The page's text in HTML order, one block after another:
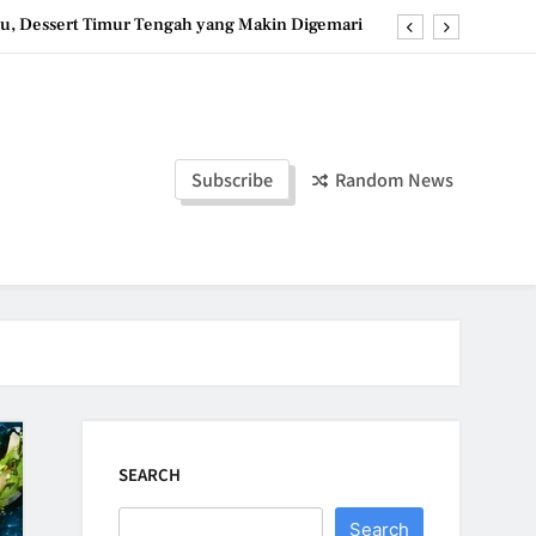
Dessert Timur Tengah yang Makin Digemari
Bites: Camilan Beku Pisang yang Praktis
Yogurt: Dessert Dingin yang Menyegarkan
Subscribe Random News
SEARCH
Search